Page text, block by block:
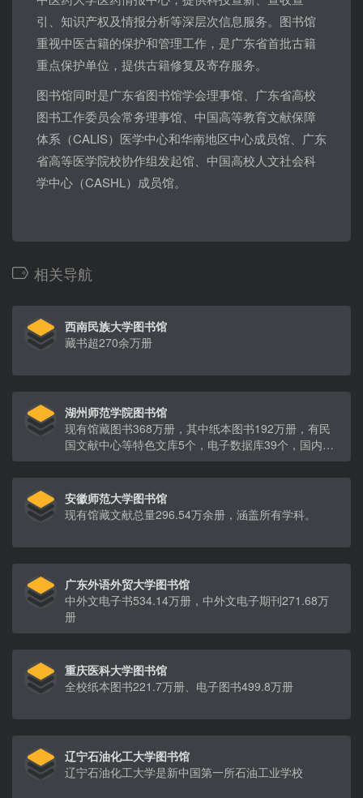
引、知识产权及情报分析等深层次信息服务。图书馆
重视中医古籍的保护和管理工作，是广东省首批古籍
重点保护单位，提供古籍修复及寄存服务。
图书馆同时是广东省图书馆学会理事馆、广东省高校
图书工作委员会常务理事馆、中国高等教育文献保障
体系（CALIS）医学中心和华南地区中心成员馆、广东
省高等医学院校协作组发起馆、中国高校人文社会科
学中心（CASHL）成员馆。
相关导航
西南民族大学图书馆
藏书超270余万册
湖州师范学院图书馆
现有馆藏图书368万册，其中纸本图书192万册，有民
国文献中心等特色文库5个，电子数据库39个，国内外
纸本期刊近1500种。
安徽师范大学图书馆
现有馆藏文献总量296.54万余册，涵盖所有学科。
广东外语外贸大学图书馆
中外文电子书534.14万册，中外文电子期刊271.68万
册
重庆医科大学图书馆
全校纸本图书221.7万册、电子图书499.8万册
辽宁石油化工大学图书馆
辽宁石油化工大学是新中国第一所石油工业学校